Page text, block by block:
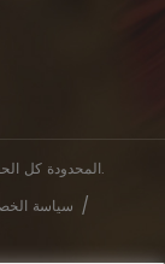
حقوق النشر © 2026 شيامن BSCAM المحدودة كل الحقوق محفوظة.
سياسة /